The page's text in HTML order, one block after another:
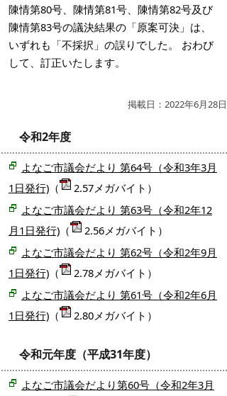
陳情第80号、陳情第81号、陳情第82号及び
陳情第83号の議決結果の「原案可決」は、
いずれも「不採択」の誤りでした。 おわび
して、訂正いたします。
掲載日：2022年6月28日
令和2年度
よなご市議会だより 第64号（令和3年3月
1日発行) （
2.57メガバイト）
よなご市議会だより 第63号（令和2年12
月1日発行) （
2.56メガバイト）
よなご市議会だより 第62号（令和2年9月
1日発行) （
2.78メガバイト）
よなご市議会だより 第61号（令和2年6月
1日発行) （ 2.80メガバイト）
令和元年度（平成31年度）
よなご市議会だより第60号（令和2年3月